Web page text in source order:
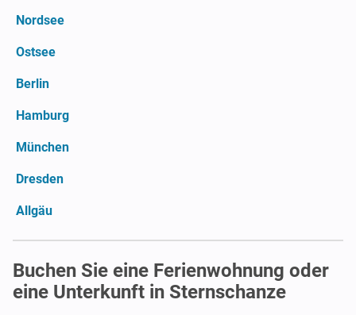
Nordsee
Ostsee
Berlin
Hamburg
München
Dresden
Allgäu
Buchen Sie eine Ferienwohnung oder
eine Unterkunft in Sternschanze